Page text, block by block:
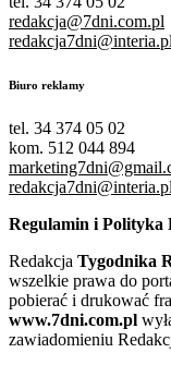
redakcja@7dni.com.pl
redakcja7dni@interia.pl
Biuro reklamy
tel. 34 374 05 02
kom. 512 044 894
redakcja7dni@interia.pl
Regulamin i Polityka
Redakcja Tygodnika
wszelkie prawa do
pobierać i drukować
www.7dni.com.pl
zawiadomieniu